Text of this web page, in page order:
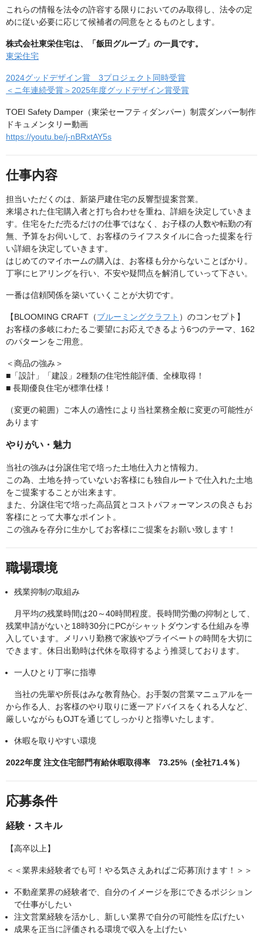
これらの情報を法令の許容する限りにおいてのみ取得し、法令の定
めに従い必要に応じて候補者の同意をとるものとします。
株式会社東栄住宅は、「飯田グループ」の一員です。
東栄住宅
2024グッドデザイン賞 3プロジェクト同時受賞
＜ニ年連続受賞＞2025年度グッドデザイン賞受賞
TOEI Safety Damper（東栄セーフティダンパー）制震ダンパー制作
ドキュメンタリー動画
https://youtu.be/j-nBRxtAY5s
仕事内容
担当いただくのは、新築戸建住宅の反響型提案営業。
来場された住宅購入者と打ち合わせを重ね、詳細を決定していきま
す。住宅をただ売るだけの仕事ではなく、お子様の人数や転勤の有
無、予算をお伺いして、お客様のライフスタイルに合った提案を行
い詳細を決定していきます。
はじめてのマイホームの購入は、お客様も分からないことばかり。
丁寧にヒアリングを行い、不安や疑問点を解消していって下さい。
一番は信頼関係を築いていくことが大切です。
【BLOOMING CRAFT（ブルーミングクラフト ）のコンセプト】
お客様の多岐にわたるご要望にお応えできるよう6つのテーマ、162
のパターンをご用意。
＜商品の強み＞
■「設計」「建設」2種類の住宅性能評価、全棟取得！
■ 長期優良住宅が標準仕様！
（変更の範囲）ご本人の適性により当社業務全般に変更の可能性が
あります
やりがい・魅力
当社の強みは分譲住宅で培った土地仕入力と情報力。
この為、土地を持っていないお客様にも独自ルートで仕入れた土地
をご提案することが出来ます。
また、分譲住宅で培った高品質とコストパフォーマンスの良さもお
客様にとって大事なポイント。
この強みを存分に生かしてお客様にご提案をお願い致します！
職場環境
残業抑制の取組み
月平均の残業時間は20～40時間程度。長時間労働の抑制として、
残業申請がないと18時30分にPCがシャットダウンする仕組みを導
入しています。メリハリ勤務で家族やプライベートの時間を大切に
できます。休日出勤時は代休を取得するよう推奨しております。
一人ひとり丁寧に指導
当社の先輩や所長はみな教育熱心。お手製の営業マニュアルを一
から作る人、お客様のやり取りに逐一アドバイスをくれる人など、
厳しいながらもOJTを通じてしっかりと指導いたします。
休暇を取りやすい環境
2022年度 注文住宅部門有給休暇取得率 73.25%（全社71.4％）
応募条件
経験・スキル
【高卒以上】
＜＜業界未経験者でも可！やる気さえあればご応募頂けます！＞＞
不動産業界の経験者で、自分のイメージを形にできるポジション
で仕事がしたい
注文営業経験を活かし、新しい業界で自分の可能性を広げたい
成果を正当に評価される環境で収入を上げたい